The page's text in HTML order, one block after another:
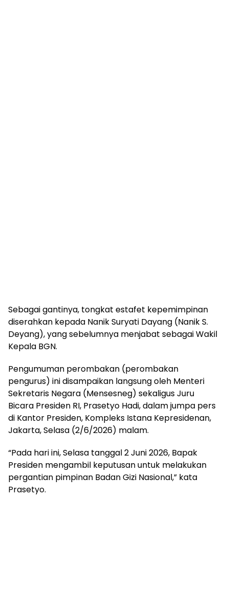
Sebagai gantinya, tongkat estafet kepemimpinan
diserahkan kepada Nanik Suryati Dayang (Nanik S.
Deyang), yang sebelumnya menjabat sebagai Wakil
Kepala BGN.
Pengumuman perombakan (perombakan
pengurus) ini disampaikan langsung oleh Menteri
Sekretaris Negara (Mensesneg) sekaligus Juru
Bicara Presiden RI, Prasetyo Hadi, dalam jumpa pers
di Kantor Presiden, Kompleks Istana Kepresidenan,
Jakarta, Selasa (2/6/2026) malam.
“Pada hari ini, Selasa tanggal 2 Juni 2026, Bapak
Presiden mengambil keputusan untuk melakukan
pergantian pimpinan Badan Gizi Nasional,” kata
Prasetyo.